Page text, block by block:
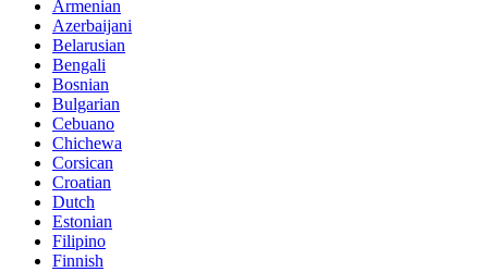
Armenian
Azerbaijani
Belarusian
Bengali
Bosnian
Bulgarian
Cebuano
Chichewa
Corsican
Croatian
Dutch
Estonian
Filipino
Finnish